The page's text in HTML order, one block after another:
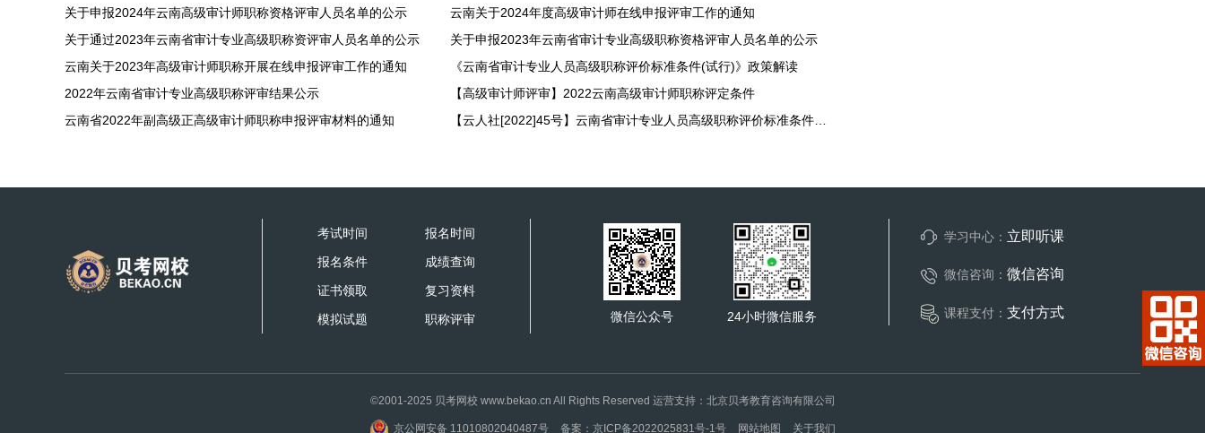
关于申报2024年云南高级审计师职称资格评审人员名单的公示
云南关于2024年度高级审计师在线申报评审工作的通知
关于通过2023年云南省审计专业高级职称资评审人员名单的公示
关于申报2023年云南省审计专业高级职称资格评审人员名单的公示
云南关于2023年高级审计师职称开展在线申报评审工作的通知
《云南省审计专业人员高级职称评价标准条件(试行)》政策解读
2022年云南省审计专业高级职称评审结果公示
【高级审计师评审】2022云南高级审计师职称评定条件
云南省2022年副高级正高级审计师职称申报评审材料的通知
考试时间
报名时间
报名条件
成绩查询
证书领取
复习资料
模拟试题
职称评审 微信公众号 24小时微信服务
学习中心： 立即听课
微信咨询： 微信咨询
课程支付： 支付方式
©2001-2025 贝考网校 www.bekao.cn All Rights Reserved 运营支持：北京贝考教育咨询有限公司
京公网安备 11010802040487号 备案：京ICP备2022025831号-1号 网站地图 关于我们